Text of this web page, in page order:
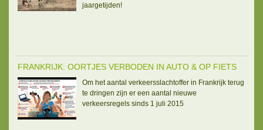
jaargetijden!
FRANKRIJK: OORTJES VERBODEN IN AUTO & OP FIETS
Om het aantal verkeersslachtoffer in Frankrijk terug
te dringen zijn er een aantal nieuwe
verkeersregels sinds 1 juli 2015